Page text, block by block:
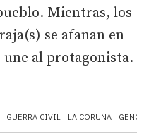
GUERRA CIVIL LA CORUÑA
Mientras, los
se afanan en
une al protagonista.